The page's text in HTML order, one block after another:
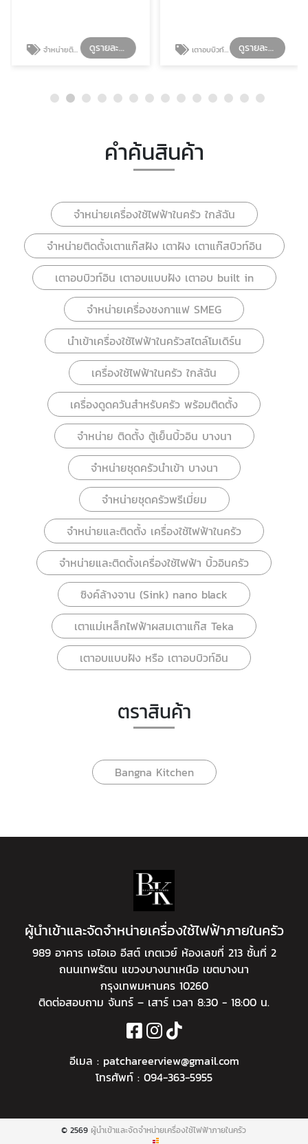
จำหน่ายติดตั้งเตาแก๊สฝัง เตาฝัง เตาแก๊สบิวท์อิน ดูรายละเอียด เตาอบบิวท์อิน เตาอบแบบฝัง เตาอบ built in ดูรายละเอียด
คำค้นสินค้า
จำหน่ายเครื่องใช้ไฟฟ้าในครัว ใกล้ฉัน
จำหน่ายติดตั้งเตาแก๊สฝัง เตาฝัง เตาแก๊สบิวท์อิน
เตาอบบิวท์อิน เตาอบแบบฝัง เตาอบ built in
จำหน่ายเครื่องชงกาแฟ SMEG
นำเข้าเครื่องใช้ไฟฟ้าในครัวสไตล์โมเดิร์น
เครื่องใช้ไฟฟ้าในครัว ใกล้ฉัน
เครื่องดูดควันสำหรับครัว พร้อมติดตั้ง
จำหน่าย ติดตั้ง ตู้เย็นบิ้วอิน บางนา
จำหน่ายชุดครัวนำเข้า บางนา
จำหน่ายชุดครัวพรีเมี่ยม
จำหน่ายและติดตั้ง เครื่องใช้ไฟฟ้าในครัว
จำหน่ายและติดตั้งเครื่องใช้ไฟฟ้า บิ้วอินครัว
ซิงค์ล้างจาน (Sink) nano black
เตาแม่เหล็กไฟฟ้าผสมเตาแก๊ส Teka
เตาอบแบบฝัง หรือ เตาอบบิวท์อิน
ตราสินค้า
Bangna Kitchen
ผู้นำเข้าและจัดจำหน่ายเครื่องใช้ไฟฟ้าภายในครัว
989 อาคาร เอไอเอ อีสต์ เกตเวย์ ห้องเลขที่ 213 ชั้นที่ 2
ถนนเทพรัตน แขวงบางนาเหนือ เขตบางนา
กรุงเทพมหานคร 10260
ติดต่อสอบถาม จันทร์ – เสาร์ เวลา 8:30 - 18:00 น.
อีเมล : patchareerview@gmail.com
โทรศัพท์ : 094-363-5955
© 2569ผู้นำเข้าและจัดจำหน่ายเครื่องใช้ไฟฟ้าภายในครัว